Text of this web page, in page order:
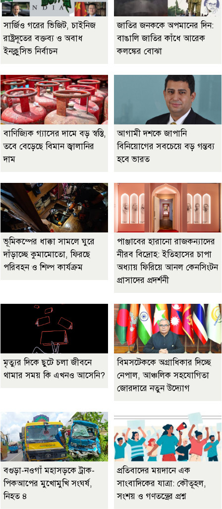
সার্জিও গরের ভিজিট, চাইনিজ
রাষ্ট্রদূতের বক্তব্য ও অবাধ
ইনক্লুসিভ নির্বাচন
জাতির জনককে অপমানের দিন:
বাঙালি জাতির কাঁধে আরেক
কলঙ্কের বোঝা
বাণিজ্যিক গ্যাসের দামে বড় স্বস্তি,
তবে বেড়েছে বিমান জ্বালানির
দাম
আগামী দশকে জাপানি
বিনিয়োগের সবচেয়ে বড় গন্তব্য
হবে ভারত
ভূমিকম্পের ধাক্কা সামলে ঘুরে
দাঁড়াচ্ছে কুমামোতো, ফিরছে
পরিবহন ও শিল্প কার্যক্রম
পাঞ্জাবের হারানো রাজকন্যাদের
নীরব বিদ্রোহ: ইতিহাসের চাপা
অধ্যায় ফিরিয়ে আনল কেনসিংটন
প্রাসাদের প্রদর্শনী
মৃত্যুর দিকে ছুটে চলা জীবনে
থামার সময় কি এখনও আসেনি?
বিমসটেককে অগ্রাধিকার দিচ্ছে
নেপাল, আঞ্চলিক সহযোগিতা
জোরদারে নতুন উদ্যোগ
বগুড়া-নওগাঁ মহাসড়কে ট্রাক-
পিকআপের মুখোমুখি সংঘর্ষ,
নিহত ৪
প্রতিবাদের ময়দানে এক
সাংবাদিকের যাত্রা: কৌতূহল,
সংশয় ও গণতন্ত্রের প্রশ্ন